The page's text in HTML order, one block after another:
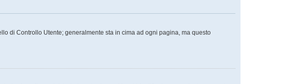
di Controllo Utente; generalmente sta in cima ad ogni pagina, ma questo